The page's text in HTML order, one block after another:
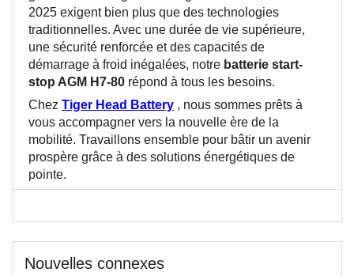
2025 exigent bien plus que des technologies
traditionnelles. Avec une durée de vie supérieure,
une sécurité renforcée et des capacités de
démarrage à froid inégalées, notre batterie start-
stop AGM H7-80 répond à tous les besoins.
Chez Tiger Head Battery , nous sommes prêts à
vous accompagner vers la nouvelle ère de la
mobilité. Travaillons ensemble pour bâtir un avenir
prospère grâce à des solutions énergétiques de
pointe.
Nouvelles connexes